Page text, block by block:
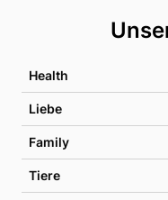
Health
Liebe
Family
Tiere